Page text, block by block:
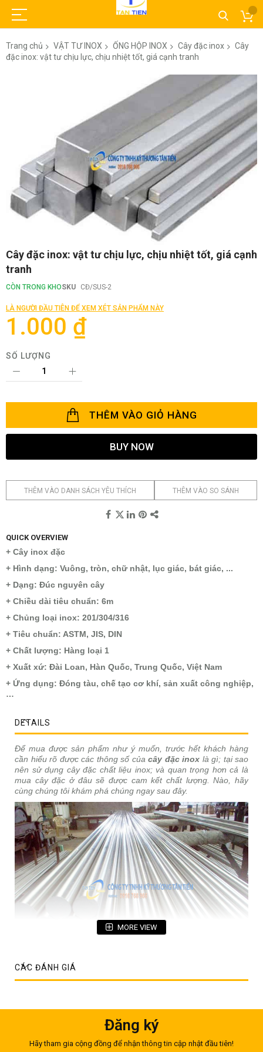
Trang chủ VẬT TƯ INOX ỐNG HỘP INOX Cây đặc inox
Cây
đặc inox: vật tư chịu lực, chịu nhiệt tốt, giá cạnh tranh
Chuyển
phần
đầu
của
thư
viện
hình
Cây đặc inox: vật tư chịu lực, chịu nhiệt tốt, giá cạnh
tranh
CÒN TRONG KHOSKU CĐ/SUS-2
LÀ NGƯỜI ĐẦU TIÊN ĐỂ XEM XÉT SẢN PHẨM NÀY
1.000 ₫
SỐ LƯỢNG
THÊM VÀO GIỎ HÀNG
BUY NOW
THÊM VÀO DANH SÁCH YÊU THÍCH THÊM VÀO SO SÁNH
QUICK OVERVIEW
+ Cây inox đặc
+ Hình dạng: Vuông, tròn, chữ nhật, lục giác, bát giác, ...
+ Dạng: Đúc nguyên cây
+ Chiều dài tiêu chuẩn: 6m
+ Chủng loại inox: 201/304/316
+ Tiêu chuẩn: ASTM, JIS, DIN
+ Chất lượng: Hàng loại 1
+ Xuất xứ: Đài Loan, Hàn Quốc, Trung Quốc, Việt Nam
+ Ứng dụng: Đóng tàu, chế tạo cơ khí, sản xuất công nghiệp,
…
DETAILS
Để mua được sản phẩm như ý muốn, trước hết khách hàng
cần hiểu rõ được các thông số của cây đặc inox là gì; tại sao
nên sử dụng cây đặc chất liệu inox; và quan trọng hơn cả là
mua cây đặc ở đâu sẽ được cam kết chất lượng. Nào, hãy
cùng chúng tôi khám phá chúng ngay sau đây.
Cây đặc inox không chỉ có một tên gọi duy nhất mà người ta
còn đặc cho nó một cách gọi khác là láp inox. Vì vậy, khi đề
cập tới thông số kĩ thuật của láp inox thì quý khách cũng đừng
nên băn khoăn bởi chúng thực chất chúng chỉ là một loại mà
MORE VIEW
CÁC ĐÁNH GIÁ
Đăng ký
Hãy tham gia cộng đồng để nhận thông tin cập nhật đầu tiên!